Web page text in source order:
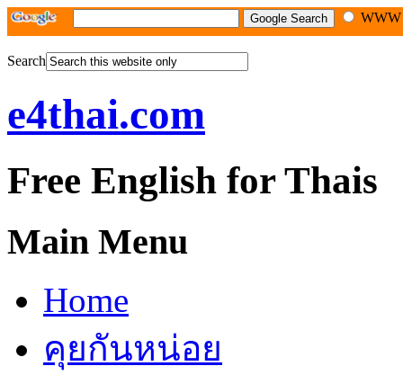
Search
e4thai.com
Free English for Thais
Main Menu
Home
คุยกันหน่อย